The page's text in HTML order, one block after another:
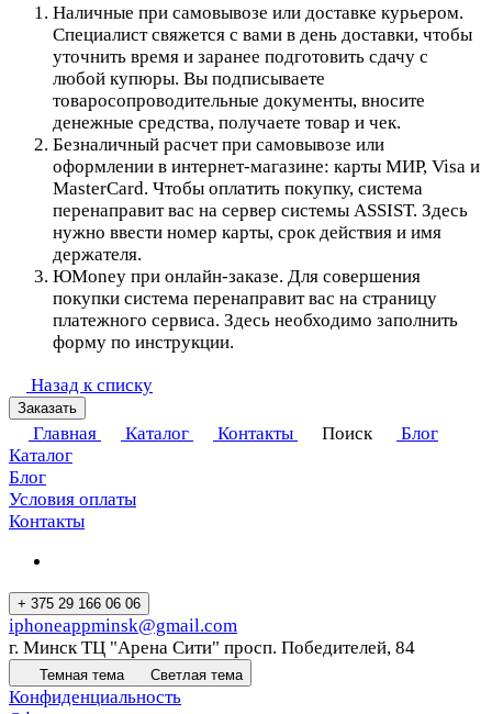
Наличные при самовывозе или доставке курьером.
Специалист свяжется с вами в день доставки, чтобы
уточнить время и заранее подготовить сдачу с
любой купюры. Вы подписываете
товаросопроводительные документы, вносите
денежные средства, получаете товар и чек.
Безналичный расчет при самовывозе или
оформлении в интернет-магазине: карты МИР, Visa и
MasterCard. Чтобы оплатить покупку, система
перенаправит вас на сервер системы ASSIST. Здесь
нужно ввести номер карты, срок действия и имя
держателя.
ЮMoney при онлайн-заказе. Для совершения
покупки система перенаправит вас на страницу
платежного сервиса. Здесь необходимо заполнить
форму по инструкции.
Назад к списку
Заказать
Главная Каталог Контакты Поиск
Блог
Каталог
Блог
Условия оплаты
Контакты
+ 375 29 166 06 06
iphoneappminsk@gmail.com
г. Минск ТЦ "Арена Сити" просп. Победителей, 84
Темная тема Светлая тема
Конфиденциальность